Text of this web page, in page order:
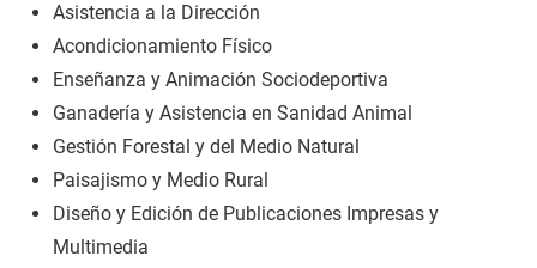
Asistencia a la Dirección
Acondicionamiento Físico
Enseñanza y Animación Sociodeportiva
Ganadería y Asistencia en Sanidad Animal
Gestión Forestal y del Medio Natural
Paisajismo y Medio Rural
Diseño y Edición de Publicaciones Impresas y
Multimedia